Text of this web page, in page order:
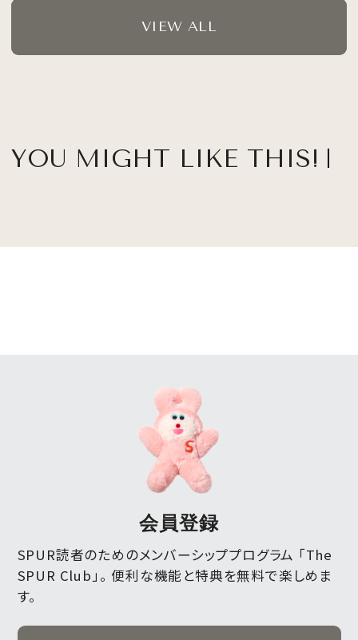
VIEW ALL
YOU MIGHT LIKE THIS!
会員登録
SPUR読者のためのメンバーシッププログラム 「The
SPUR Club」。 便利な機能と特典を無料で楽しめま
す。